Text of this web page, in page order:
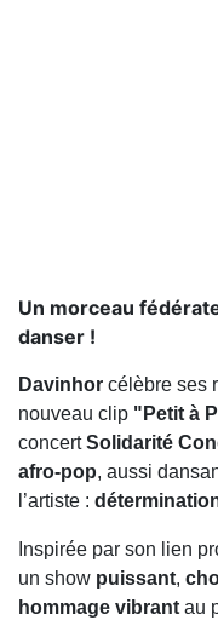
Un morceau
danser !
Davinhor célèbre ses
nouveau clip "Petit à
concertSolidarité
afro-pop, aussi
l’artiste :
Inspirée par son lien
un show puissant,
hommage vibrant au